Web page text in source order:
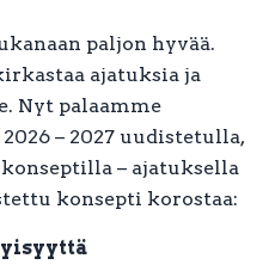
paljon hyvää.
ajatuksia ja
Nyt palaamme
– 2027 uudistetulla,
– ajatuksella
konsepti korostaa: